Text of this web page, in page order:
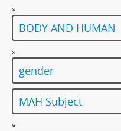
»
BODY AND HUMAN
»
gender
MAH Subject
»